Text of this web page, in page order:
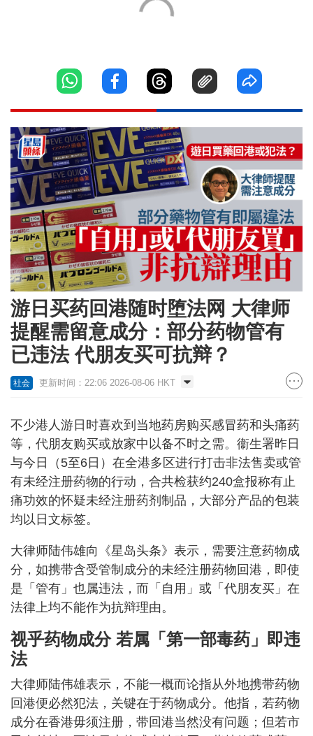
游日买药回港随时堕法网 大律师
提醒需留意成分：部分药物管有
已违法 代朋友买可抗辩？
社会 更新时间：22:06 2026-08-06 HKT
不少港人游日时喜欢到当地药房购买感冒药和头痛药
等，代朋友购买或放家中以备不时之需。​衞生署昨日
与今日（5至6日）在全港多区进行打击非法售卖或管
有未经注册药物的行动，合共检获约240盒报称有止
痛功效的怀疑未经注册药剂制品，大部分产品的包装
均以日文标签。
大律师陆伟雄向《星岛头条》表示，需要注意药物成
分，如携带含受管制成分的未经注册药物回港，即使
是「管有」也属违法，而「自用」或「代朋友买」在
法律上均不能作为抗辩理由。
视乎药物成分 若属「第一部毒药」即违
法
大律师陆伟雄表示，不能一概而论指从外地携带药物
回港便必然犯法，关键在于药物成分。他指，若药物
成分在香港毋须注册，带回港当然没有问题；但若市